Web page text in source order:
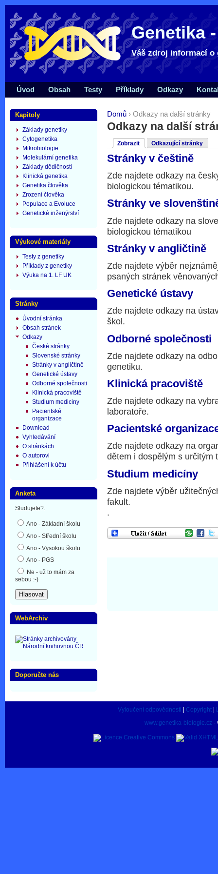
Genetika
Váš zdroj informací o
Domů › Odkazy na další stránky
Odkazy na další
Zobrazit Odkazující stránky
Stránky v češtině
Zde najdete odkazy na
biologickou tématikou.
Stránky ve
Zde najdete odkazy na
biologickou tématikou
Stránky v angličtině
Zde najdete výběr
psaných stránek
Genetické ústavy
Zde najdete odkazy na
škol.
Odborné společnosti
Zde najdete odkazy na
genetiku.
Klinická pracoviště
Zde najdete odkazy na
laboratoře.
Pacientské
Zde najdete odkazy na
dětem i dospělým s určitým
Studium medicíny
Zde najdete výběr
fakult.
.
Úvod Obsah Testy Příklady Odkazy
Kapitoly
Základy genetiky
Cytogenetika
Mikrobiologie
Molekulární genetika
Základy dědičnosti
Klinická genetika
Genetika člověka
Zrození člověka
Populace a Evoluce
Genetické inženýrství
Výukové materiály
Testy z genetiky
Příklady z genetiky
Výuka na 1. LF UK
Stránky
Úvodní stránka
Obsah stránek
Odkazy
České stránky
Slovenské stránky
Stránky v angličtině
Genetické ústavy
Odborné společnosti
Klinická pracoviště
Studium mediciny
Pacientské
organizace
Download
Vyhledávání
O stránkách
O autorovi
Přihlášení k účtu
Anketa
Studujete?:
Ano - Základní školu
Ano - Střední školu
Ano - Vysokou školu
Ano - PGS
Ne - už to mám za
sebou :-)
WebArchiv
Doporučte nás
Vyloučení odpovědnosti Copyright
www.genetika-biologie.cz -